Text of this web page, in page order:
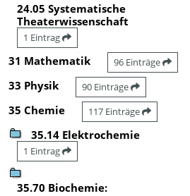
24.05 Systematische
Theaterwissenschaft
1 Eintrag
31 Mathematik 96 Einträge
33 Physik 90 Einträge
35 Chemie 117 Einträge
35.14 Elektrochemie
1 Eintrag
35.70 Biochemie: